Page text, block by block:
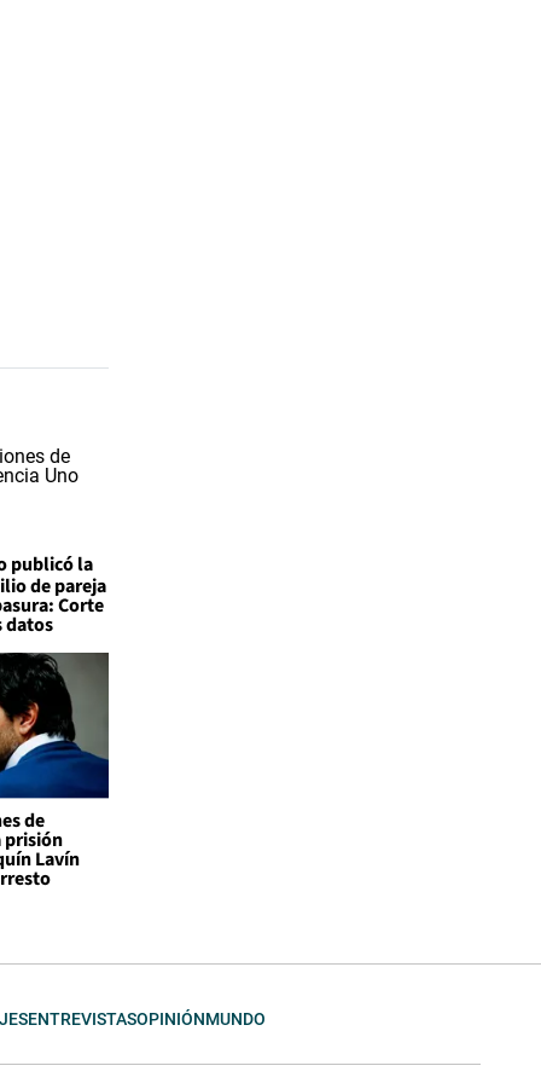
publicó la
de pareja
Corte
datos
de
prisión
Lavín
ENTREVISTASOPINIÓNMUNDO